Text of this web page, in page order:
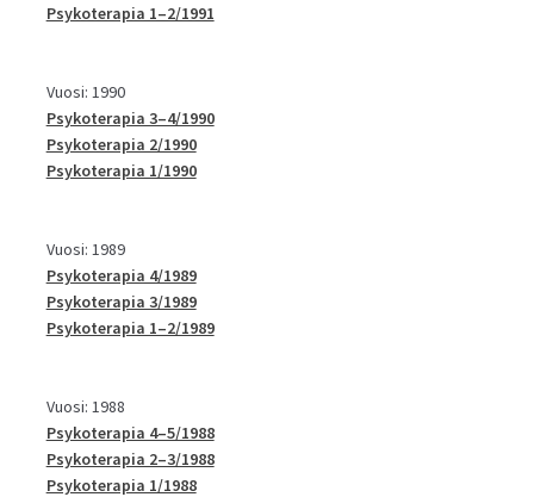
Psykoterapia 1–2/1991
Vuosi: 1990
Psykoterapia 3–4/1990
Psykoterapia 2/1990
Psykoterapia 1/1990
Vuosi: 1989
Psykoterapia 4/1989
Psykoterapia 3/1989
Psykoterapia 1–2/1989
Vuosi: 1988
Psykoterapia 4–5/1988
Psykoterapia 2–3/1988
Psykoterapia 1/1988